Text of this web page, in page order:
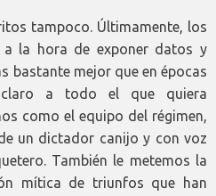
tampoco. Últimamente, los
a la hora de exponer datos y
bastante mejor que en épocas
claro a todo el que quiera
como el equipo del régimen,
un dictador canijo y con voz
También le metemos la
mítica de triunfos que han